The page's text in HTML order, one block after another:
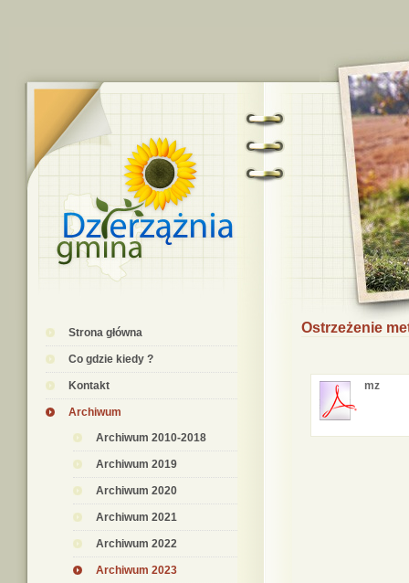
Strona główna
Co gdzie kiedy ?
Kontakt
Archiwum
Archiwum 2010-2018
Archiwum 2019
Archiwum 2020
Archiwum 2021
Archiwum 2022
Archiwum 2023
Ostrzeżenie
mz